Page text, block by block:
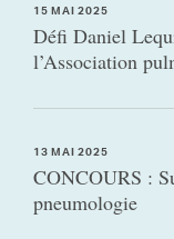
15 MAI 2025
Défi Daniel
l’Association
13 MAI 2025
CONCOURS :
pneumologie